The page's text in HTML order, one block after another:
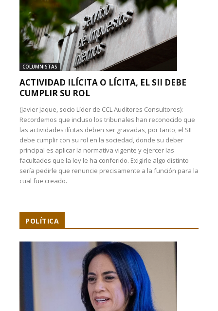
COLUMNISTAS
ACTIVIDAD ILÍCITA O LÍCITA, EL SII DEBE
CUMPLIR SU ROL
(Javier Jaque, socio Líder de CCL Auditores Consultores):
Recordemos que incluso los tribunales han reconocido que
las actividades ilícitas deben ser gravadas, por tanto, el SII
debe cumplir con su rol en la sociedad, donde su deber
principal es aplicar la normativa vigente y ejercer las
facultades que la ley le ha conferido. Exigirle algo distinto
sería pedirle que renuncie precisamente a la función para la
cual fue creado.
POLÍTICA